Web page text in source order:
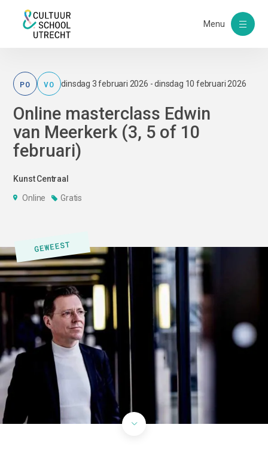
Menu
PO VO dinsdag 3 februari 2026 - dinsdag 10 februari 2026
Online masterclass Edwin
van Meerkerk (3, 5 of 10
februari)
Kunst Centraal
Online
Gratis